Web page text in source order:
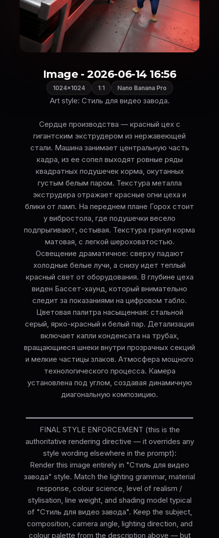
Image - 2026-06-14 16:56
1024×1024 1:1 Nano Banana Pro
Art style: Стиль для видео завода.
Сердце производства — красный цех с
гигантским экструдером из нержавеющей
стали. Машина занимает центральную часть
кадра, из ее сопел выходят ровные ряды
квадратных подушечек корма, окутанных
густым белым паром. Текстура металла
экструдера отражает красные огни цеха и
блики от ламп. На переднем плане Горох стоит
у вибростола, где подушечки весело
подпрыгивают, остывая. Текстура гранул корма
матовая, с легкой шероховатостью.
Освещение драматичное: сверху падают
холодные белые лучи, а снизу идет теплый
красный свет от оборудования. В глубине цеха
виден Бассет-хаунд, который внимательно
следит за показаниями на цифровом табло.
Цветовая палитра насыщенная: стальной
серый, ярко-красный и белый пар. Детализация
включает капли конденсата на трубах,
вращающиеся шнеки внутри прозрачных секций
и мелкие частицы злаков. Атмосфера мощного
технологического процесса. Камера
установлена под углом, создавая динамичную
диагональную композицию.
━━━━━━━━━━━━━━━━━━━━━━━━━━━━━━━━━━━━━━
FINAL STYLE ENFORCEMENT (this is the
authoritative rendering directive — it overrides any
style wording elsewhere in the prompt):
Render this image entirely in "Стиль для видео
завода" style. Match the lighting grammar, material
response, colour science, level of realism /
stylisation, line weight, and shading model typical
of "Стиль для видео завода". Keep the subject,
composition, camera angle, lighting direction, and
colour palette from the description above — but